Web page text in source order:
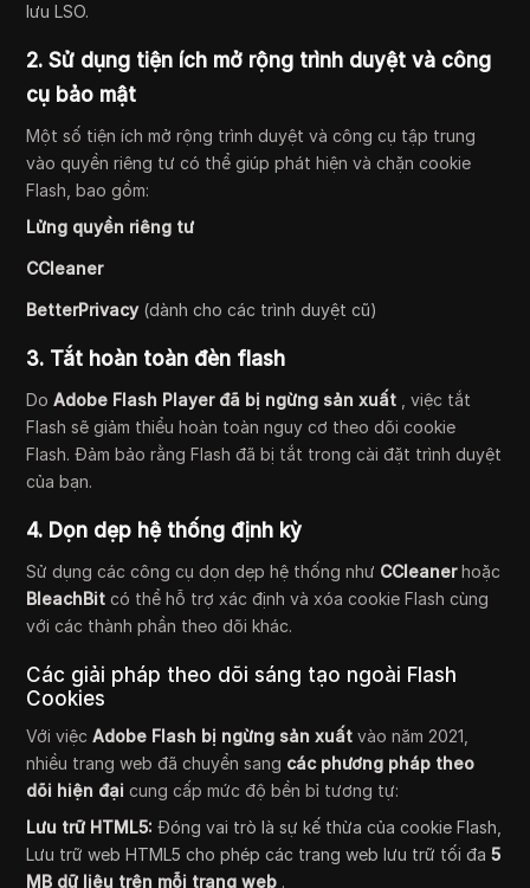
lưu LSO.
2. Sử dụng tiện ích mở rộng trình duyệt và công
cụ bảo mật
Một số tiện ích mở rộng trình duyệt và công cụ tập trung
vào quyền riêng tư có thể giúp phát hiện và chặn cookie
Flash, bao gồm:
Lửng quyền riêng tư
CCleaner
BetterPrivacy (dành cho các trình duyệt cũ)
3. Tắt hoàn toàn đèn flash
DoAdobe Flash Player đã bị ngừng sản xuất
, việc tắt
Flash sẽ giảm thiểu hoàn toàn nguy cơ theo dõi cookie
Flash. Đảm bảo rằng Flash đã bị tắt trong cài đặt trình duyệt
của bạn.
4. Dọn dẹp hệ thống định kỳ
Sử dụng các công cụ dọn dẹp hệ thống như CCleanerhoặc
BleachBitcó thể hỗ trợ xác định và xóa cookie Flash cùng
với các thành phần theo dõi khác.
Các giải pháp theo dõi sáng tạo ngoài Flash
Cookies
Với việcAdobe Flash bị ngừng sản xuấtvào năm 2021,
nhiều trang web đã chuyển sang các phương pháp theo
dõi hiện đạicung cấp mức độ bền bỉ tương tự:
Lưu trữ HTML5:Đóng vai trò là sự kế thừa của cookie Flash,
Lưu trữ web HTML5 cho phép các trang web lưu trữ tối đa5
MB dữ liệu trên mỗi trang web .